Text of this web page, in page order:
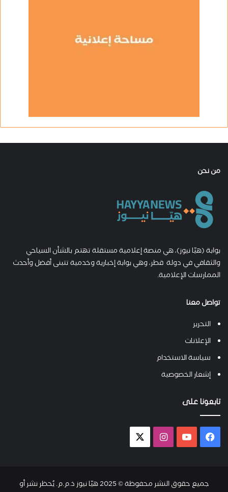
من نحن
بوابة (هيّا نيوز)، هي منصة إعلامية مستقلة تهتم بالشأن السياحي
والثقافي في دولة قطر، وهي بوابة إخبارية وخدمية تتبنى أفضل وأحدث
الممارسات الإعلامية.
تواصل معنا
التحرير
الإعلانات
سياسة الاستخدام
إشعار الخصوصية
تابعونا على
فيسبوك يوتيوب انستقرام
جميع حقوق النشر محفوظة © 2025 هيّا نيوز ذ.م.م. يُحظر نشر أو